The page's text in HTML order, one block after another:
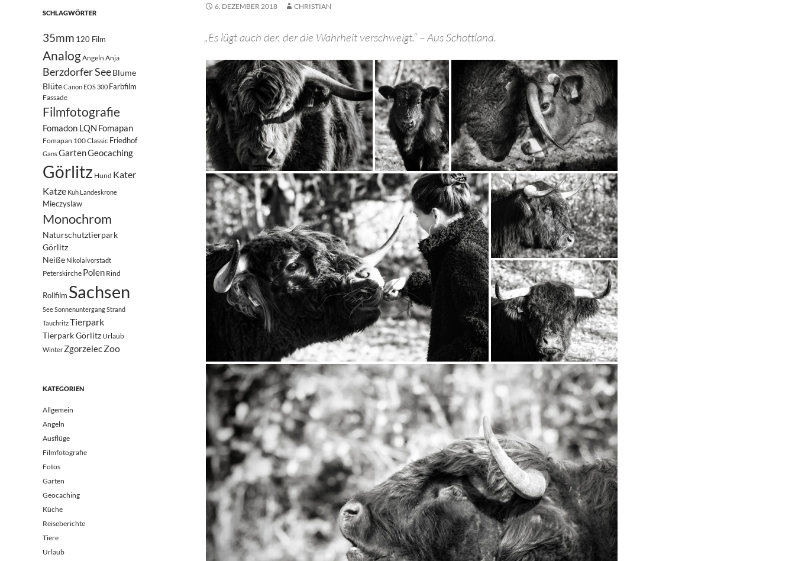
6. DEZEMBER 2018 CHRISTIAN
„Es lügt auch der, der die Wahrheit verschweigt.“ – Aus Schottland.
SCHLAGWÖRTER
35mm 120 Film
AnalogAngeln Anja
Berzdorfer SeeBlume
BlüteCanon EOS 300 Farbfilm
Fassade
Filmfotografie
Fomadon LQN Fomapan
Fomapan 100 Classic Friedhof
GansGartenGeocaching
Görlitz Hund Kater
Katze Kuh Landeskrone
Mieczyslaw
Monochrom
Naturschutztierpark
Görlitz
Neiße Nikolaivorstadt
Peterskirche Polen Rind
Rollfilm Sachsen
SeeSonnenuntergangStrand
TauchritzTierpark
Tierpark Görlitz Urlaub
Winter ZgorzelecZoo
KATEGORIEN
Allgemein
Angeln
Ausflüge
Filmfotografie
Fotos
Garten
Geocaching
Küche
Reiseberichte
Tiere
Urlaub